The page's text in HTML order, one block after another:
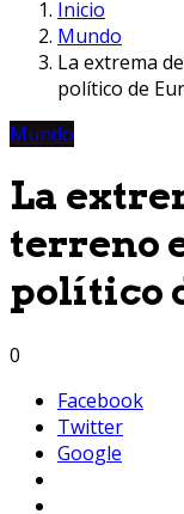
Inicio
Mundo
La extrema
político de
Mundo
La
terreno
político
0
Facebook
Twitter
Google